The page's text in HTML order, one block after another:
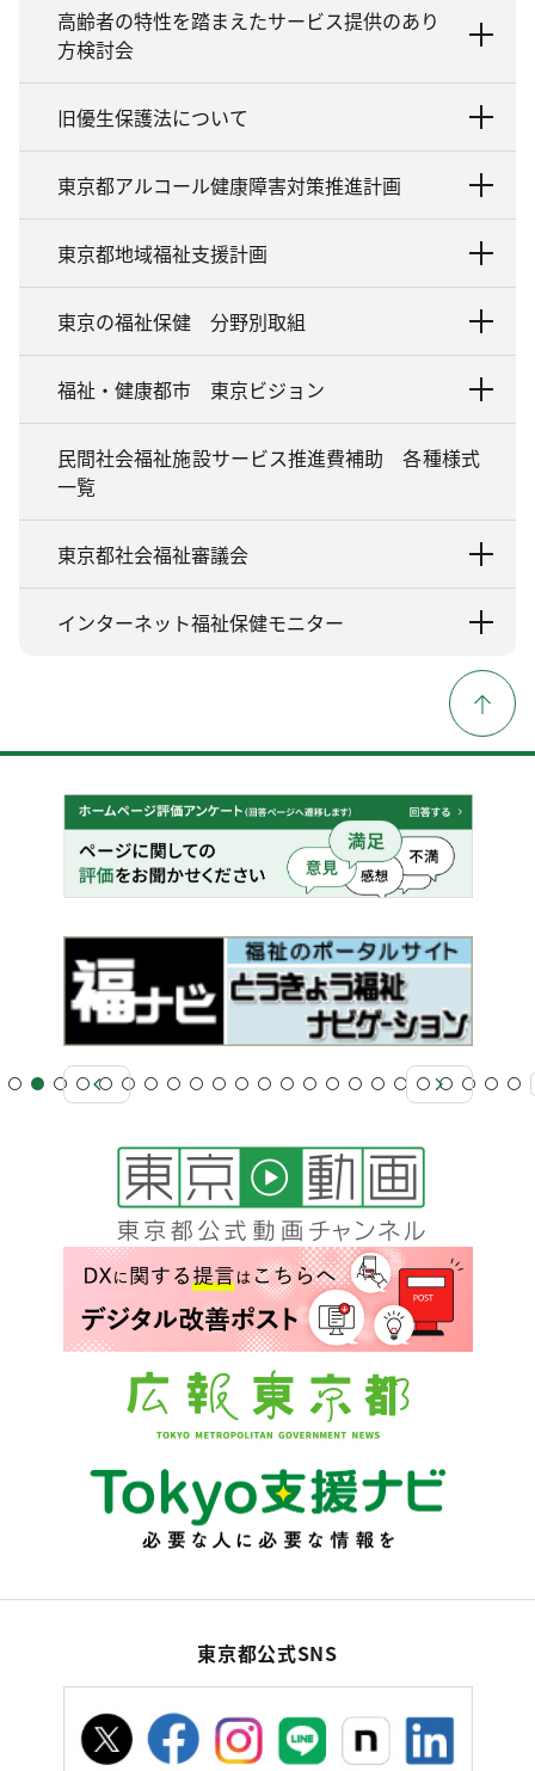
高齢者の特性を踏まえたサービス提供のあり
方検討会
旧優生保護法について
東京都アルコール健康障害対策推進計画
東京都地域福祉支援計画
東京の福祉保健 分野別取組
福祉・健康都市 東京ビジョン
民間社会福祉施設サービス推進費補助 各種様式
一覧
東京都社会福祉審議会
インターネット福祉保健モニター
東京都公式SNS